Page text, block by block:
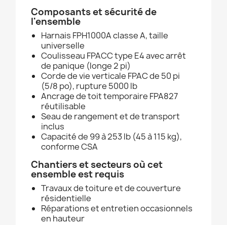
Composants et sécurité de
l'ensemble
Harnais FPH1000A classe A, taille
universelle
Coulisseau FPACC type E4 avec arrêt
de panique (longe 2 pi)
Corde de vie verticale FPAC de 50 pi
(5/8 po), rupture 5000 lb
Ancrage de toit temporaire FPA827
réutilisable
Seau de rangement et de transport
inclus
Capacité de 99 à 253 lb (45 à 115 kg),
conforme CSA
Chantiers et secteurs où cet
ensemble est requis
Travaux de toiture et de couverture
résidentielle
Réparations et entretien occasionnels
en hauteur